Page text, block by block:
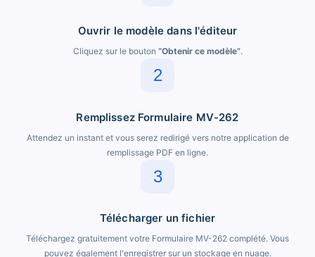
Ouvrir le modèle dans l'éditeur
Cliquez sur le bouton “Obtenir ce modèle”.
2
Remplissez Formulaire MV-262
Attendez un instant et vous serez redirigé vers notre application de
remplissage PDF en ligne.
3
Télécharger un fichier
Téléchargez gratuitement votre Formulaire MV-262 complété. Vous
pouvez également l'enregistrer sur un stockage en nuage.